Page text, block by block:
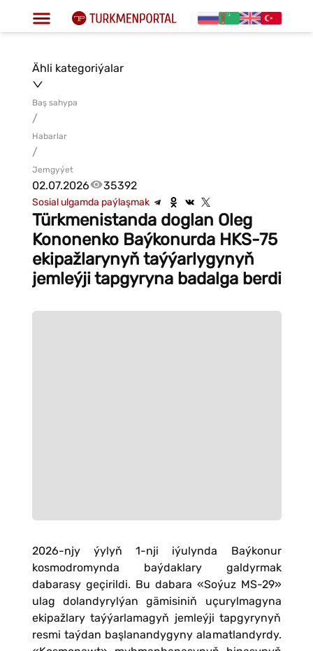
Ähli kategoriýalar
Baş sahypa
/
Habarlar
/
Jemgyýet
02.07.2026 35392
Sosial ulgamda paýlaşmak
Türkmenistanda doglan Oleg
Kononenko Baýkonurda HKS-75
ekipažlarynyň taýýarlygynyň
jemleýji tapgyryna badalga berdi
2026-njy ýylyň 1-nji iýulynda Baýkonur
kosmodromynda baýdaklary galdyrmak
dabarasy geçirildi. Bu dabara «Soýuz MS-29»
ulag dolandyrylýan gämisiniň uçurylmagyna
ekipažlary taýýarlamagyň jemleýji tapgyrynyň
resmi taýdan başlanandygyny alamatlandyrdy.